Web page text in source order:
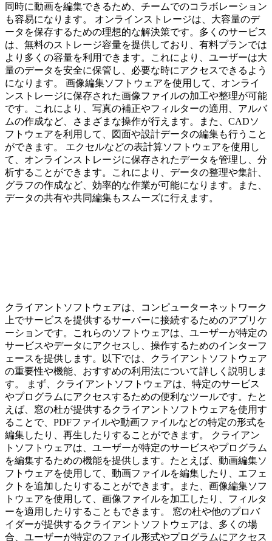
同時に動画を編集できるため、チームでのコラボレーション
も容易になります。 オンラインストレージは、大容量のデ
ータを保存するための理想的な解決策です。多くのサービス
は、無料のストレージ容量を提供しており、有料プランでは
より多くの容量を利用できます。これにより、ユーザーは大
量のデータを安全に保管し、必要な時にアクセスできるよう
になります。 画像編集ソフトウェアを使用して、オンライ
ンストレージに保存された画像ファイルの加工や整理が可能
です。これにより、写真の補正やフィルターの適用、アルバ
ムの作成など、さまざまな操作が行えます。また、CADソ
フトウェアを利用して、図面や設計データの編集も行うこと
ができます。 エクセルなどの表計算ソフトウェアを使用し
て、オンラインストレージに保存されたデータを管理し、分
析することができます。これにより、データの整理や集計、
グラフの作成など、効率的な作業が可能になります。また、
データの共有や共同編集もスムーズに行えます。
クライアントソフトウェアは、コンピューターネットワーク
上でサービスを提供するサーバーに接続するためのアプリケ
ーションです。これらのソフトウェアは、ユーザーが特定の
サービスやデータにアクセスし、操作するためのインターフ
ェースを提供します。以下では、クライアントソフトウェア
の重要性や機能、おすすめの利用法について詳しく説明しま
す。 まず、クライアントソフトウェアは、特定のサービス
やプログラムにアクセスするための便利なツールです。たと
えば、窓の杜が提供するクライアントソフトウェアを使用す
ることで、PDFファイルや動画ファイルなどの特定の形式を
編集したり、再生したりすることができます。 クライアン
トソフトウェアは、ユーザーが特定のサービスやプログラム
を編集するための機能を提供します。たとえば、動画編集ソ
フトウェアを使用して、動画ファイルを編集したり、エフェ
クトを追加したりすることができます。また、画像編集ソフ
トウェアを使用して、画像ファイルを加工したり、フィルタ
ーを適用したりすることもできます。 窓の杜や他のプロバ
イダーが提供するクライアントソフトウェアは、多くの場
合、ユーザーが特定のファイル形式やプログラムにアクセス